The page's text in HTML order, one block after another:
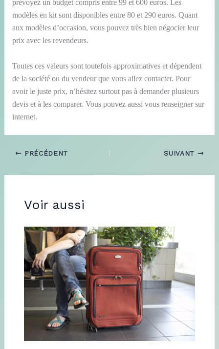
prévoyez un budget compris entre 99 et 600 euros. Les
modèles en kit sont disponibles entre 80 et 290 euros. Quant
aux modèles d’occasion, vous pouvez très bien négocier leur
prix avec les revendeurs.
Toutes ces valeurs sont toutefois approximatives et dépendent
de la société ou du vendeur que vous allez contacter. Pour
avoir le juste prix, n’hésitez surtout pas à demander plusieurs
devis et à les comparer. Vous pouvez aussi vous renseigner sur
internet.
PRÉCÉDENT SUIVANT
Voir aussi